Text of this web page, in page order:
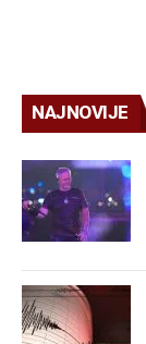
NAJNOVIJE